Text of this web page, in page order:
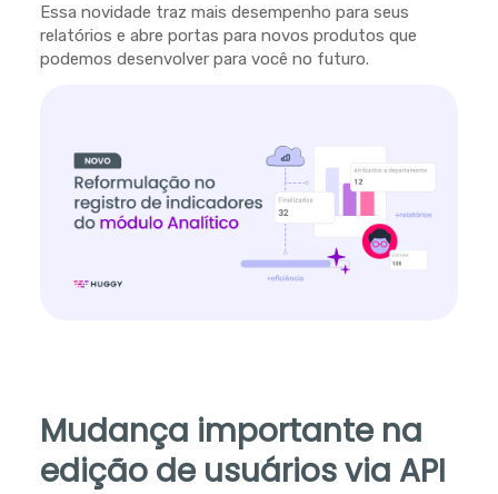
Essa novidade traz mais desempenho para seus
relatórios e abre portas para novos produtos que
podemos desenvolver para você no futuro.
Mudança importante na
edição de usuários via API